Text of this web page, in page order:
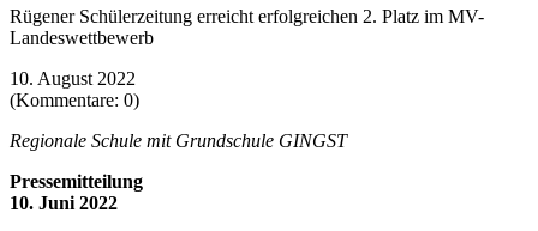
Rügener Schülerzeitung erreicht erfolgreichen 2. Platz im MV-
Landeswettbewerb
10. August 2022
(Kommentare: 0)
Regionale Schule mit Grundschule GINGST
Pressemitteilung
10. Juni 2022